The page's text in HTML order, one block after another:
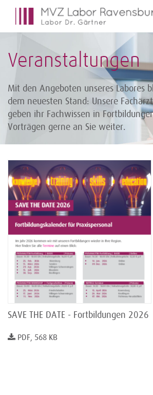
Veranstaltungen
Mit den Angeboten unseres Labores
dem neuesten Stand: Unsere
geben ihr Fachwissen in
Vorträgen gerne an Sie weiter.
SAVE THE DATE - Fortbildungen 2026
PDF, 568 KB